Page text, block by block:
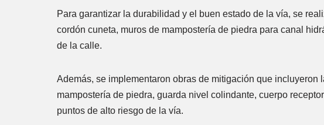
Para garantizar la durabilidad y el buen estado de la vía, se
cordón cuneta, muros de mampostería de piedra para canal
de la calle.
Además, se implementaron obras de mitigación que incluyeron
mampostería de piedra, guarda nivel colindante, cuerpo
puntos de alto riesgo de la vía.